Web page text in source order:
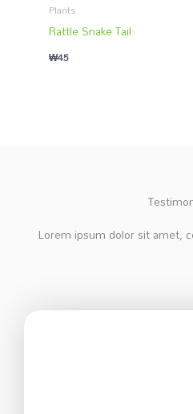
Plants
Rattle Snake Tail
₩45
Lorem ipsum dolor sit amet,